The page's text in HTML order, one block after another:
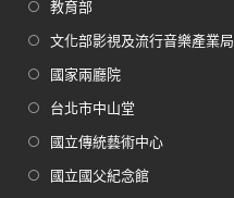
教育部
文化部影視及流行音樂產業局
國家兩廳院
台北市中山堂
國立傳統藝術中心
國立國父紀念館